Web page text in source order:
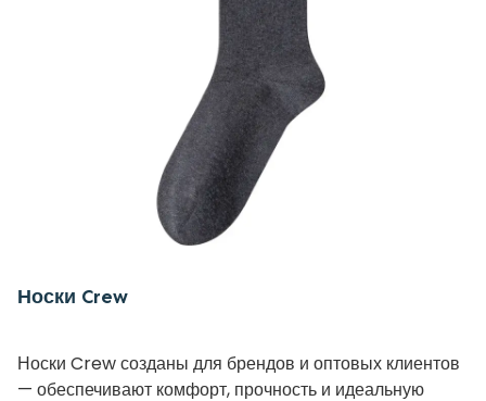
Носки Crew
Носки Crew созданы для брендов и оптовых клиентов
— обеспечивают комфорт, прочность и идеальную